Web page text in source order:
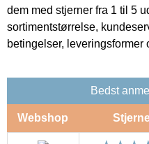
dem med stjerner fra 1 til 5
sortimentstørrelse,
betingelser, leveringsformer
Bedst
Webshop